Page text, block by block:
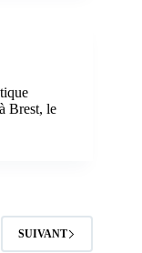
Brest, le
SUIVANT